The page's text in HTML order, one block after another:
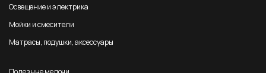
Освещение и электрика
Мойки и смесители
Матрасы, подушки, аксессуары